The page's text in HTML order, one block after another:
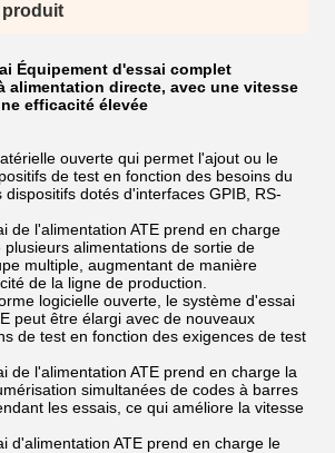
produit
Équipement d'essai complet
alimentation directe, avec une vitesse
efficacité élevée
ouverte qui permet l'ajout ou le
de test en fonction des besoins du
dotés d'interfaces GPIB, RS-
de l'alimentation ATE prend en charge
plusieurs alimentations de sortie de
multiple, augmentant de manière
de la ligne de production.
logicielle ouverte, le système d'essai
peut être élargi avec de nouveaux
de test en fonction des exigences de test
de l'alimentation ATE prend en charge la
simultanées de codes à barres
les essais, ce qui améliore la vitesse
d'alimentation ATE prend en charge le